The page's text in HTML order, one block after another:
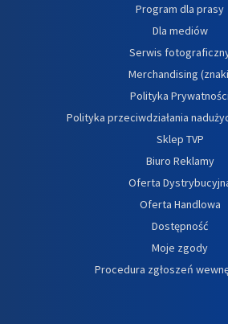
Program dla prasy
Dla mediów
Serwis
Merchandising
Polityka Prywatności
Polityka przeciwdziałania
Sklep TVP
Biuro Reklamy
Oferta
Oferta Handlowa
Dostępność
Moje zgody
Procedura zgłoszeń